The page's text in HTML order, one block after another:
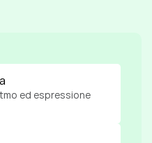
ed espressione